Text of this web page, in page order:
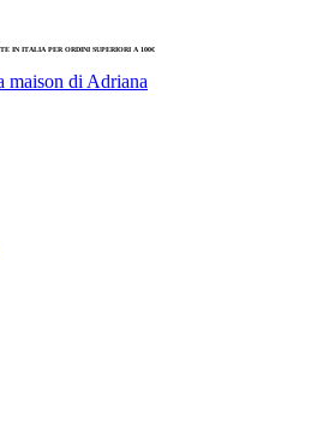
IN ITALIA PER ORDINI SUPERIORI A 100€